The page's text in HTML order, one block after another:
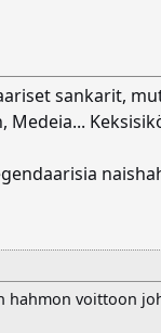
sankarit,
hahmon voittoon